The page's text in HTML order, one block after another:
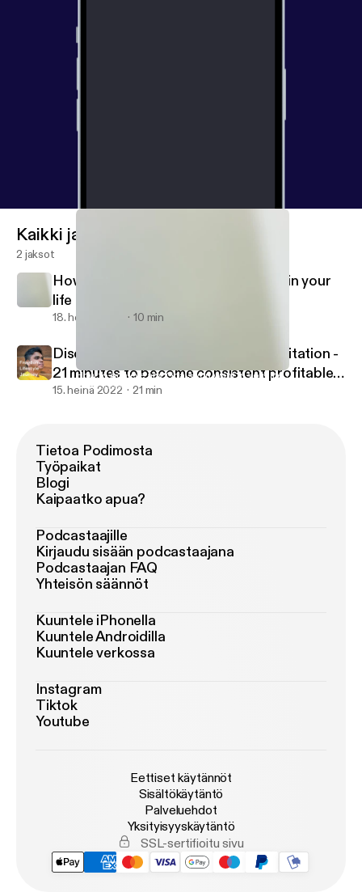
How to Achieve any Goals you want in your life ?
Quit Smoking Easily
Kaikki jaksot
2 jaksot
How to Achieve any Goals you want in your
life ?
18. heinä 2022 10 min
Discover Inner Peace - Traders Meditation -
21 minutes to become consistent profitable
trader in stock market.
15. heinä 2022 21 min
Tietoa Podimosta
Työpaikat
Blogi
Kaipaatko apua?
Podcastaajille
Kirjaudu sisään podcastaajana
Podcastaajan FAQ
Yhteisön säännöt
Kuuntele iPhonella
Kuuntele Androidilla
Kuuntele verkossa
Instagram
Tiktok
Youtube
Eettiset käytännöt
Sisältökäytäntö
Palveluehdot
Yksityisyyskäytäntö
SSL-sertifioitu sivu